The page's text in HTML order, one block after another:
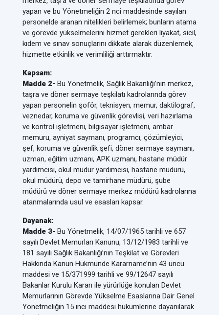
yapan ve bu Yönetmeliğin 2 nci maddesinde sayılan
personelde aranan nitelikleri belirlemek; bunların atama
ve görevde yükselmelerini hizmet gerekleri liyakat, sicil,
kıdem ve sınav sonuçlarını dikkate alarak düzenlemek,
hizmette etkinlik ve verimliliği arttırmaktır.
Kapsam:
Madde 2- Bu Yönetmelik, Sağlık Bakanlığı’nın merkez,
taşra ve döner sermaye teşkilatı kadrolarında görev
yapan personelin şoför, teknisyen, memur, daktilograf,
veznedar, koruma ve güvenlik görevlisi, veri hazırlama
ve kontrol işletmeni, bilgisayar işletmeni, ambar
memuru, ayniyat saymanı, programcı, çözümleyici,
şef, koruma ve güvenlik şefi, döner sermaye saymanı,
uzman, eğitim uzmanı, APK uzmanı, hastane müdür
yardımcısı, okul müdür yardımcısı, hastane müdürü,
okul müdürü, depo ve tamirhane müdürü, şube
müdürü ve döner sermaye merkez müdürü kadrolarına
atanmalarında usul ve esasları kapsar.
Dayanak:
Madde 3- Bu Yönetmelik, 14/07/1965 tarihli ve 657
sayılı Devlet Memurları Kanunu, 13/12/1983 tarihli ve
181 sayılı Sağlık Bakanlığı’nın Teşkilat ve Görevleri
Hakkında Kanun Hükmünde Kararname’nin 43 üncü
maddesi ve 15/371999 tarihli ve 99/12647 sayılı
Bakanlar Kurulu Kararı ile yürürlüğe konulan Devlet
Memurlarının Görevde Yükselme Esaslarına Dair Genel
Yönetmeliğin 15 inci maddesi hükümlerine dayanılarak